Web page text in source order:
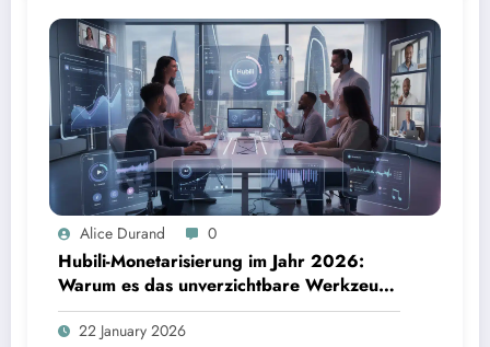
Alice Durand 0
Hubili-Monetarisierung im Jahr 2026:
Warum es das unverzichtbare Werkzeug
für Kreative ist
22 January 2026